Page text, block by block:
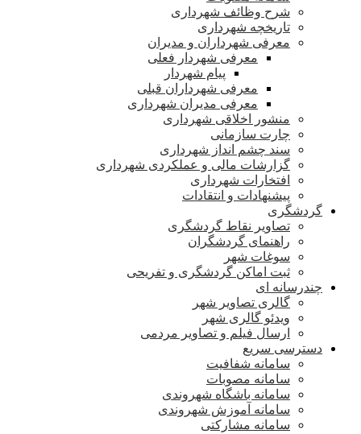
شرح وظائف شهرداری
تاریخچه شهرداری
معرفی شهرداران و مدیران
معرفی شهردار فعلی
پیام شهردار
معرفی شهرداران قبلی
معرفی مدیران شهرداری
منشور اخلاقی شهرداری
چارت سازمانی
سند چشم انداز شهرداری
گزارشات مالی و عملکردی شهرداری
افتخارات شهرداری
پیشنهادات و انتقادات
گردشگری
تصاویر نقاط گردشگری
راهنمای گردشگران
سوغات شهر
ثبت اماکن گردشگری و تفریحی
چندرسانه ای
گالری تصاویر شهر
ویدئو گالری شهر
ارسال فیلم و تصاویر مردمی
دسترسی سریع
سامانه شفافیت
سامانه مصوبات
سامانه باشگاه شهروندی
سامانه آموزش شهروندی
سامانه مشارکتی